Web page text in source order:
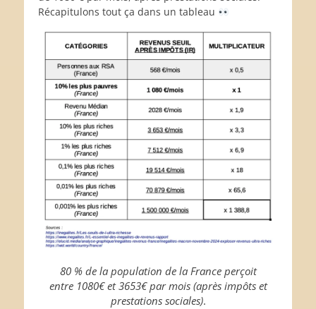
Récapitulons tout ça dans un tableau
80 % de la population de la France perçoit
entre 1080€ et 3653€ par mois (après impôts et
prestations sociales).